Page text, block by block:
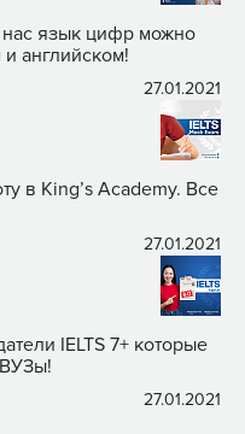
нас язык цифр можно
и английском!
27.01.2021
в King’s Academy. Все
27.01.2021
7+ которые
27.01.2021